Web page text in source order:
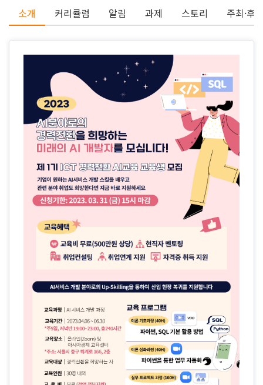
소개 커리큘럼 알림 과제 스토리 주최·후